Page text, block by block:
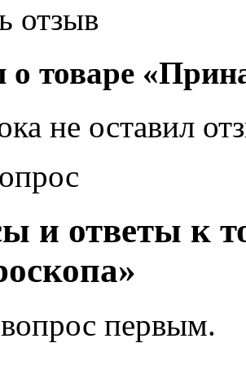
отзыв
товаре
не оставил
и ответы к
первым.